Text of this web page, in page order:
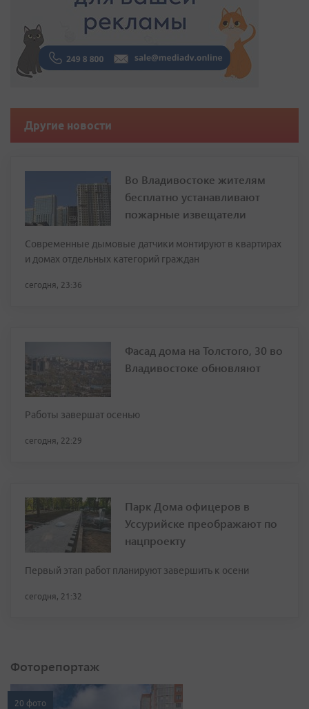
Другие новости
Во Владивостоке жителям
бесплатно устанавливают
пожарные извещатели
Современные дымовые датчики монтируют в квартирах
и домах отдельных категорий граждан
сегодня, 23:36
Фасад дома на Толстого, 30 во
Владивостоке обновляют
Работы завершат осенью
сегодня, 22:29
Парк Дома офицеров в
Уссурийске преображают по
нацпроекту
Первый этап работ планируют завершить к осени
сегодня, 21:32
Фоторепортаж
20 фото